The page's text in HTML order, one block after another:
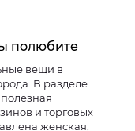
полюбите
вещи в
В разделе
и торговых
женская,